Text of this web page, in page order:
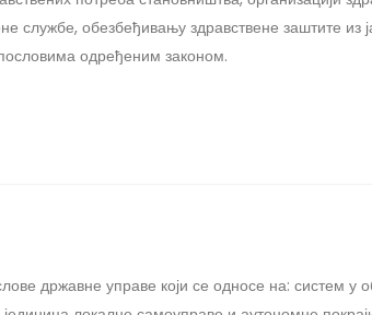
службе, обезбеђивању здравствене заштите из
одређеним законом.
државне управе који се односе на: систем у